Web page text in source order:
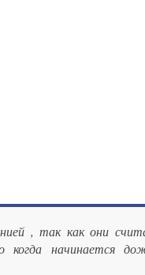
, так как они
когда начинается